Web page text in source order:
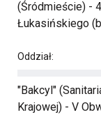
(Śródmieście) -
Łukasińskiego
Oddział:
"Bakcyl"
Krajowej) - V